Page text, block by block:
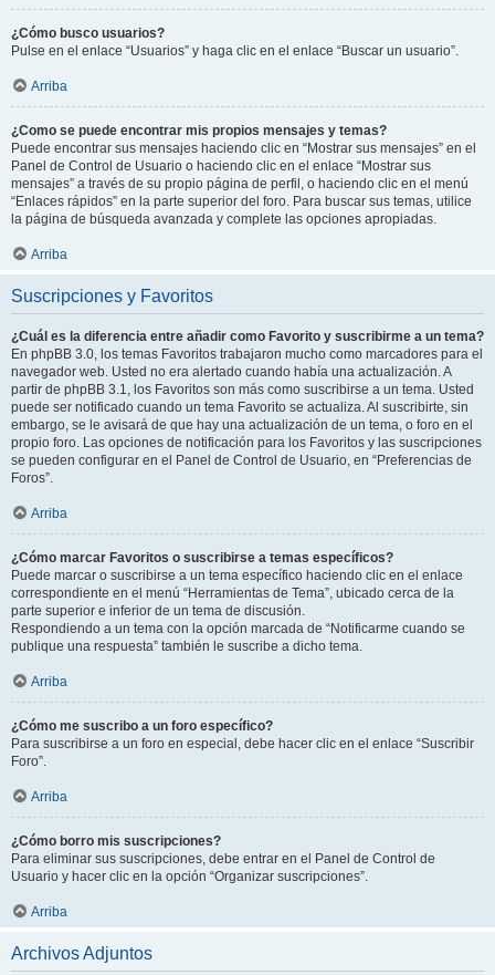
¿Cómo busco usuarios?
Pulse en el enlace “Usuarios” y haga clic en el enlace “Buscar un usuario”.
Arriba
¿Como se puede encontrar mis propios mensajes y temas?
Puede encontrar sus mensajes haciendo clic en “Mostrar sus mensajes” en el
Panel de Control de Usuario o haciendo clic en el enlace “Mostrar sus
mensajes” a través de su propio página de perfil, o haciendo clic en el menú
“Enlaces rápidos” en la parte superior del foro. Para buscar sus temas, utilice
la página de búsqueda avanzada y complete las opciones apropiadas.
Arriba
Suscripciones y Favoritos
¿Cuál es la diferencia entre añadir como Favorito y suscribirme a un tema?
En phpBB 3.0, los temas Favoritos trabajaron mucho como marcadores para el
navegador web. Usted no era alertado cuando había una actualización. A
partir de phpBB 3.1, los Favoritos son más como suscribirse a un tema. Usted
puede ser notificado cuando un tema Favorito se actualiza. Al suscribirte, sin
embargo, se le avisará de que hay una actualización de un tema, o foro en el
propio foro. Las opciones de notificación para los Favoritos y las suscripciones
se pueden configurar en el Panel de Control de Usuario, en “Preferencias de
Foros”.
Arriba
¿Cómo marcar Favoritos o suscribirse a temas específicos?
Puede marcar o suscribirse a un tema específico haciendo clic en el enlace
correspondiente en el menú “Herramientas de Tema”, ubicado cerca de la
parte superior e inferior de un tema de discusión.
Respondiendo a un tema con la opción marcada de “Notificarme cuando se
publique una respuesta” también le suscribe a dicho tema.
Arriba
¿Cómo me suscribo a un foro específico?
Para suscribirse a un foro en especial, debe hacer clic en el enlace “Suscribir
Foro”.
Arriba
¿Cómo borro mis suscripciones?
Para eliminar sus suscripciones, debe entrar en el Panel de Control de
Usuario y hacer clic en la opción “Organizar suscripciones”.
Arriba
Archivos Adjuntos